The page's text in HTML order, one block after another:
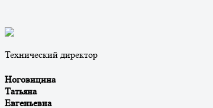
Технический директор
Ноговицина
Татьяна
Евгеньевна